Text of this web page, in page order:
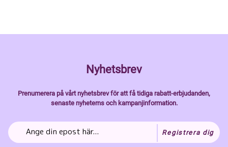
Nyhetsbrev
Prenumerera på vårt nyhetsbrev för att få tidiga rabatt-erbjudanden,
senaste nyheterns och kampanjinformation.
Registrera dig